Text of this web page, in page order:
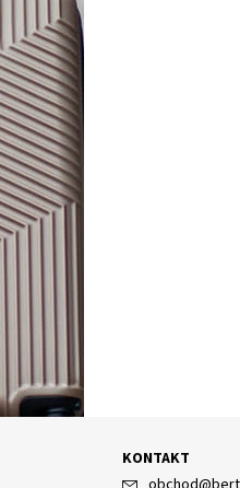
KONTAKT